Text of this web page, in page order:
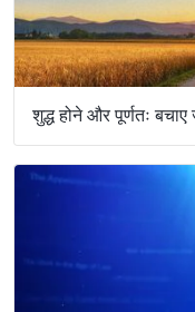
शुद्ध होने और पूर्णतः बचाए